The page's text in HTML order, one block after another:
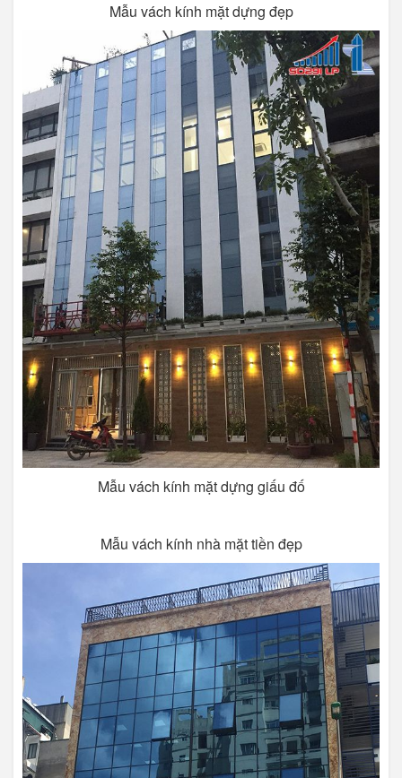
Mẫu vách kính mặt dựng đẹp
Mẫu vách kính mặt dựng giấu đố
Mẫu vách kính nhà mặt tiền đẹp